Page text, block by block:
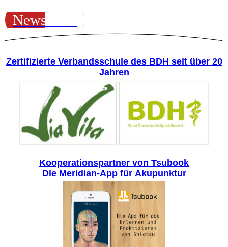
Newsletter
Zertifizierte Verbandsschule des BDH seit über 20
Jahren
Kooperationspartner von Tsubook
Die Meridian-App für Akupunktur